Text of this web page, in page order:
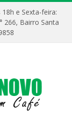
e Sexta-feira:
266, Bairro Santa